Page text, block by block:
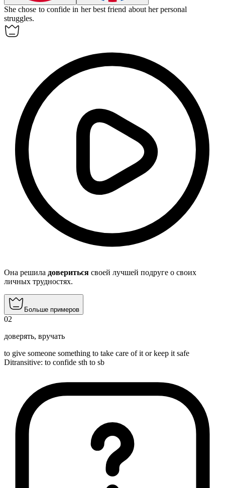
She chose to confide in her best friend about her personal
struggles.
Она решила довериться своей лучшей подруге о своих
личных трудностях.
Больше примеров
02
доверять, вручать
to give someone something to take care of it or keep it safe
Ditransitive: to confide sth to sb